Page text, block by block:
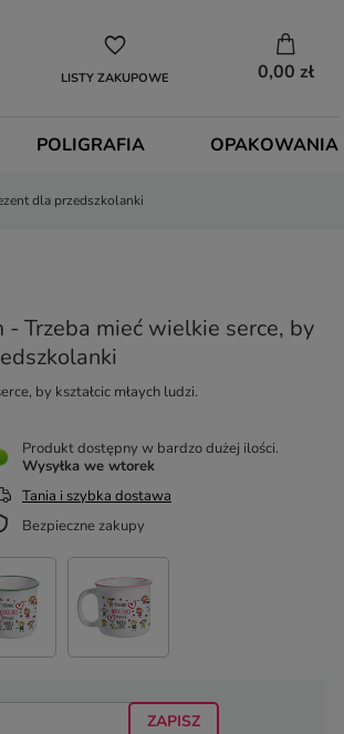
LISTY ZAKUPOWE 0,00 zł
POLIGRAFIA OPAKOWANIA
dla przedszkolanki
Trzeba mieć wielkie serce, by
by kształcic młaych ludzi.
ZAPISZ
Produkt dostępny w bardzo dużej ilości
Wysyłka we wtorek
Tania i szybka dostawa
Bezpieczne zakupy